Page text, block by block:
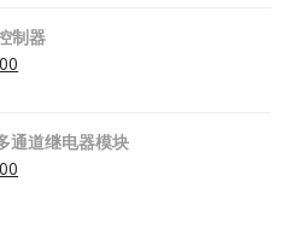
制器
通道继电器模块